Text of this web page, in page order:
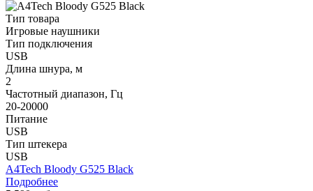
Тип товара
Игровые наушники
Тип подключения
USB
Длина шнура, м
2
Частотный диапазон, Гц
20-20000
Питание
USB
Тип штекера
USB
A4Tech Bloody G525 Black
Подробнее